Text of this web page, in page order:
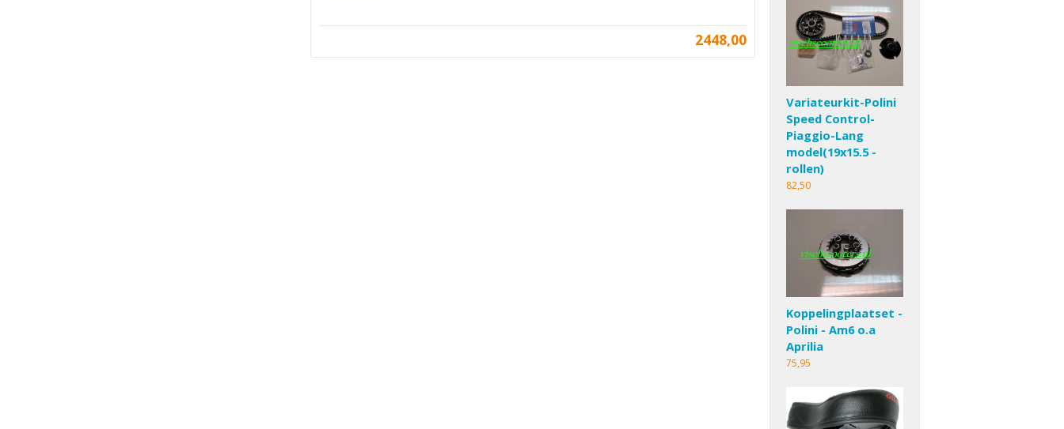
2448,00
Variateurkit-Polini
Speed Control-
Piaggio-Lang
model(19x15.5 -
rollen)
82,50
Koppelingplaatset -
Polini - Am6 o.a
Aprilia
75,95